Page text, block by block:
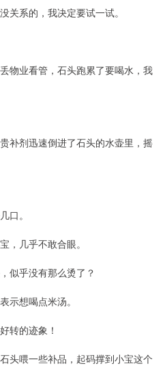
关系的，我决定要试一试。
物业看管，石头跑累了要喝水，我
补剂迅速倒进了石头的水壶里，摇
口。
，几乎不敢合眼。
似乎没有那么烫了？
示想喝点米汤。
转的迹象！
头喂一些补品，起码撑到小宝这个